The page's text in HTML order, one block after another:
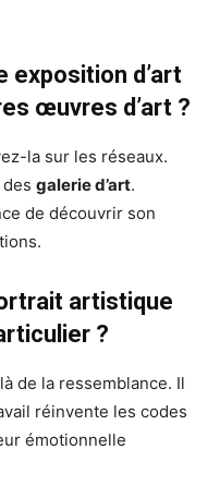
exposition d’art
œuvres d’art ?
la sur les réseaux.
galerie d’art.
de découvrir son
artistique
?
de la ressemblance. Il
réinvente les codes
émotionnelle